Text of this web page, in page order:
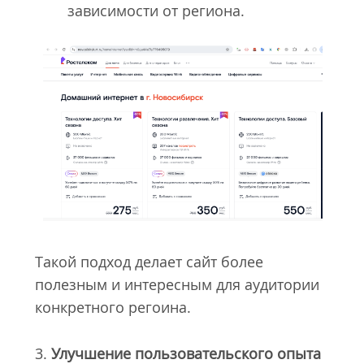
зависимости от региона.
Такой подход делает сайт более
полезным и интересным для аудитории
конкретного регоина.
3. Улучшение пользовательского опыта